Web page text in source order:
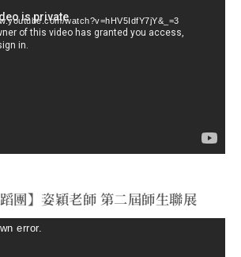
watch?v=hHV5IdfY7jY&_=3
團】姿穎老師 第二屆師生聯展
error.